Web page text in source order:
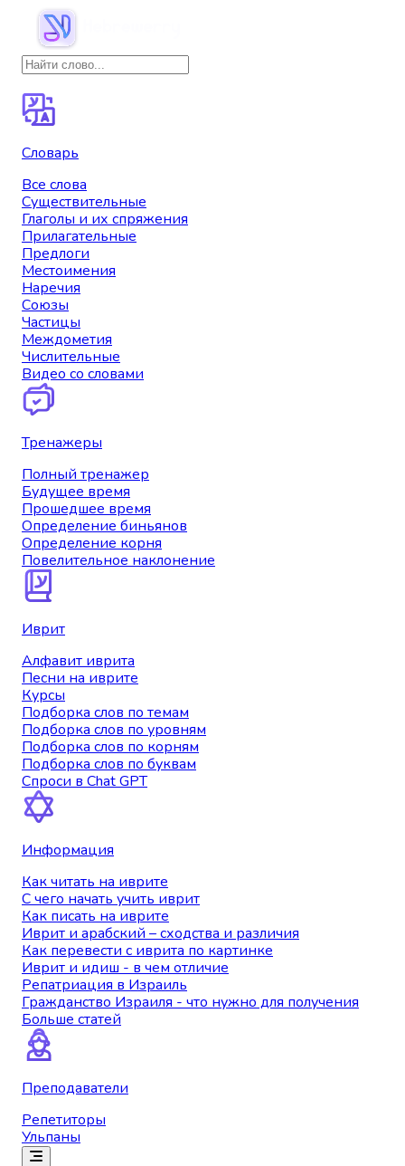
Словарь
Все слова
Существительные
Глаголы и их спряжения
Прилагательные
Предлоги
Местоимения
Наречия
Союзы
Частицы
Междометия
Числительные
Видео со словами
Тренажеры
Полный тренажер
Будущее время
Прошедшее время
Определение биньянов
Определение корня
Повелительное наклонение
Иврит
Алфавит иврита
Песни на иврите
Курсы
Подборка слов по темам
Подборка слов по уровням
Подборка слов по корням
Подборка слов по буквам
Спроси в Chat GPT
Информация
Как читать на иврите
С чего начать учить иврит
Как писать на иврите
Иврит и арабский – сходства и различия
Как перевести с иврита по картинке
Иврит и идиш - в чем отличие
Репатриация в Израиль
Гражданство Израиля - что нужно для получения
Больше статей
Преподаватели
Репетиторы
Ульпаны